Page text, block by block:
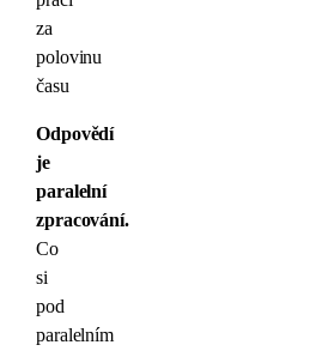
za
polovinu
času
Odpovědí
je
paralelní
zpracování.
Co
si
pod
paralelním